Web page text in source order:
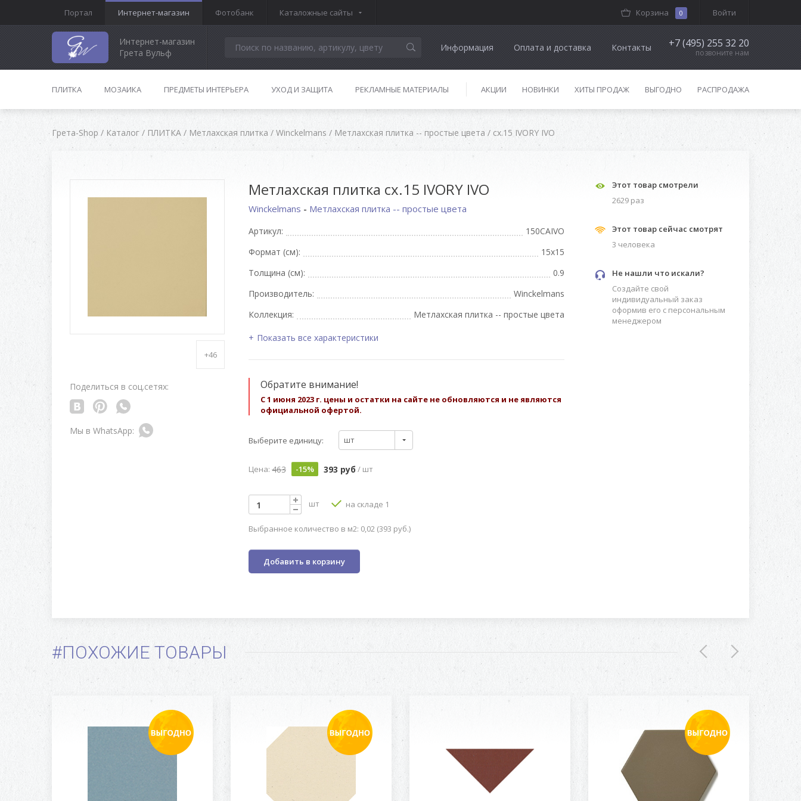
Портал Интернет-магазин Фотобанк Каталожные сайты Войти
Корзина 0
Интернет-магазин
Грета Вульф
Информация Оплата и доставка Контакты +7 (495) 255 32 20
позвоните нам
ПЛИТКА МОЗАИКА ПРЕДМЕТЫ ИНТЕРЬЕРА УХОД И ЗАЩИТА РЕКЛАМНЫЕ МАТЕРИАЛЫ АКЦИИ НОВИНКИ ХИТЫ ПРОДАЖ ВЫГОДНО РАСПРОДАЖА
Грета-Shop / Каталог / ПЛИТКА / Метлахская плитка / Winckelmans / Метлахская плитка -- простые цвета / cx.15 IVORY IVO
+46
Поделиться в соц.сетях:
Метлахская плитка cx.15 IVORY IVO
Winckelmans - Метлахская плитка -- простые цвета
Артикул:
150CAIVO
Формат (см):
15x15
Толщина (см):
0.9
Производитель:
Winckelmans
Коллекция:
Метлахская плитка -- простые цвета
Показать все характеристики
Обратите внимание!
С 1 июня 2023 г. цены и остатки на сайте не обновляются и не являются
официальной офертой.
Выберите единицу: шт
Цена: 463 -15% 393 руб / шт
шт на складе 1
Выбранное количество в м2: 0,02 (393 руб.)
Добавить в корзину
Этот товар смотрели
2629 раз
Этот товар сейчас смотрят
3 человекa
Не нашли что искали?
Создайте свой
индивидуальный заказ
оформив его с персональным
менеджером
#ПОХОЖИЕ ТОВАРЫ